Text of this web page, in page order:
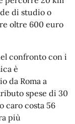
di studio o
oltre 600 euro
confronto con i
è
da Roma a
spese di 30
caro costa 56
più